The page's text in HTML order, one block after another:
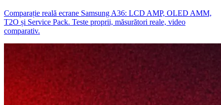
Comparație reală ecrane Samsung A36: LCD AMP, OLED AMM,
T2O și Service Pack. Teste proprii, măsurători reale, video
comparativ.